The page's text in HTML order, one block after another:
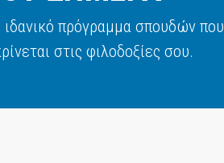
πρόγραμμα σπουδών που
στις φιλοδοξίες σου.